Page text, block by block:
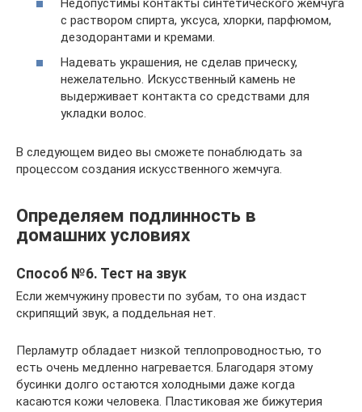
Недопустимы контакты синтетического жемчуга
с раствором спирта, уксуса, хлорки, парфюмом,
дезодорантами и кремами.
Надевать украшения, не сделав прическу,
нежелательно. Искусственный камень не
выдерживает контакта со средствами для
укладки волос.
В следующем видео вы сможете понаблюдать за
процессом создания искусственного жемчуга.
Определяем подлинность в
домашних условиях
Способ №6. Тест на звук
Если жемчужину провести по зубам, то она издаст
скрипящий звук, а поддельная нет.
Перламутр обладает низкой теплопроводностью, то
есть очень медленно нагревается. Благодаря этому
бусинки долго остаются холодными даже когда
касаются кожи человека. Пластиковая же бижутерия